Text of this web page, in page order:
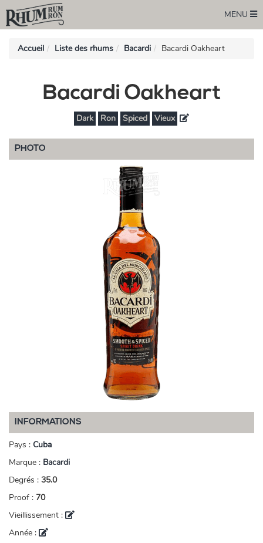
MENU
Accueil Liste des rhums Bacardi Bacardi Oakheart
Bacardi Oakheart
Dark Ron Spiced Vieux
PHOTO
INFORMATIONS
Pays : Cuba
Marque : Bacardi
Degrés : 35.0
Proof : 70
Vieillissement :
Année :